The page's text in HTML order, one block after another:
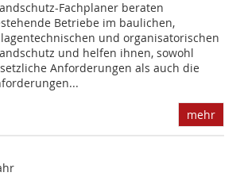
Fachplaner beraten
Betriebe im baulichen,
und organisatorischen
und helfen ihnen, sowohl
Anforderungen als auch die
mehr